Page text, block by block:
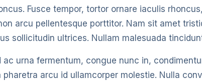
Fusce tempor, tortor ornare iaculis
arcu pellentesque porttitor. Nam sit amet
sollicitudin ultrices. Nullam malesuada
ac urna fermentum, congue nunc in,
arcu id ullamcorper molestie. Nulla